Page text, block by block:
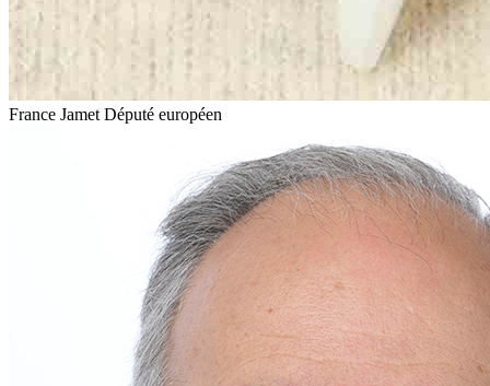
France Jamet Député européen